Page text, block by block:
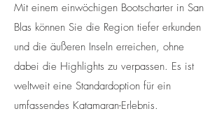
Mit einem einwöchigen Bootscharter in San
Blas können Sie die Region tiefer erkunden
und die äußeren Inseln erreichen, ohne
dabei die Highlights zu verpassen. Es ist
weltweit eine Standardoption für ein
umfassendes Katamaran-Erlebnis.